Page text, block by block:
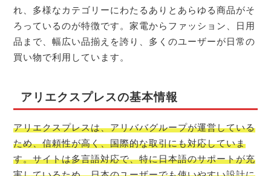
れ、多様なカテゴリーにわたるありとあらゆる商品がそ
ろっているのが特徴です。家電からファッション、日用
品まで、幅広い品揃えを誇り、多くのユーザーが日常の
買い物で利用しています。
アリエクスプレスの基本情報
アリエクスプレスは、アリババグループが運営している
ため、信頼性が高く、国際的な取引にも対応していま
す。サイトは多言語対応で、特に日本語のサポートが充